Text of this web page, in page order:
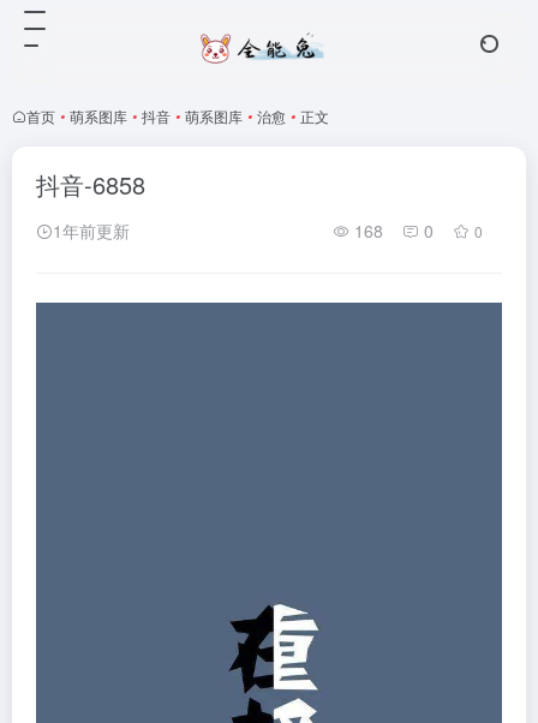
首页 • 萌系图库 • 抖音 • 萌系图库 • 治愈 • 正文
抖音-6858
1年前更新 168 0 0